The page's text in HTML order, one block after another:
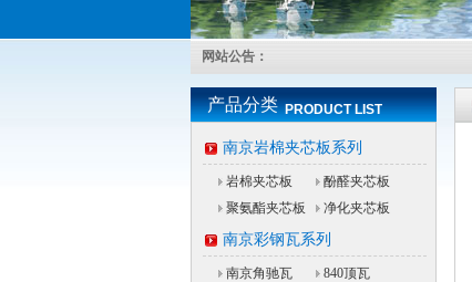
网站公告：
产品分类 PRODUCT LIST
南京岩棉夹芯板系列
岩棉夹芯板
酚醛夹芯板
聚氨酯夹芯板
净化夹芯板
南京彩钢瓦系列
南京角驰瓦
840顶瓦